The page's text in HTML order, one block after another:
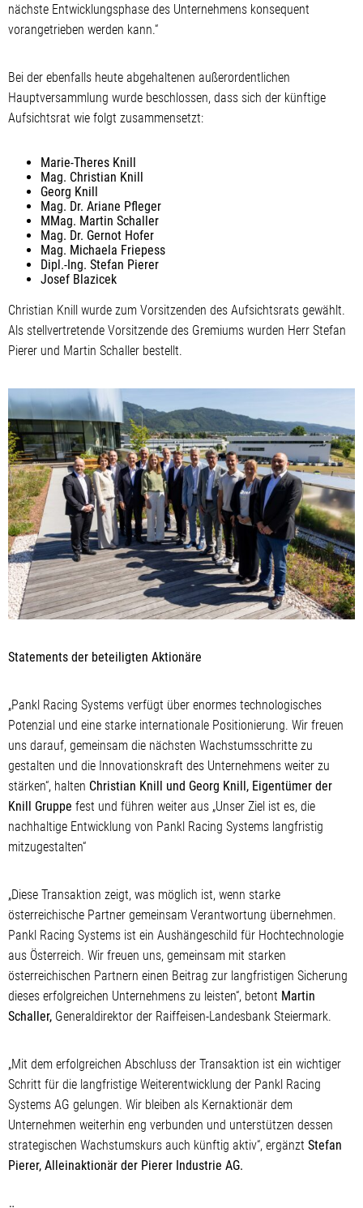
nächste Entwicklungsphase des Unternehmens konsequent
vorangetrieben werden kann.“
Bei der ebenfalls heute abgehaltenen außerordentlichen
Hauptversammlung wurde beschlossen, dass sich der künftige
Aufsichtsrat wie folgt zusammensetzt:
Marie-Theres Knill
Mag. Christian Knill
Georg Knill
Mag. Dr. Ariane Pfleger
MMag. Martin Schaller
Mag. Dr. Gernot Hofer
Mag. Michaela Friepess
Dipl.-Ing. Stefan Pierer
Josef Blazicek
Christian Knill wurde zum Vorsitzenden des Aufsichtsrats gewählt.
Als stellvertretende Vorsitzende des Gremiums wurden Herr Stefan
Pierer und Martin Schaller bestellt.
Statements der beteiligten Aktionäre
„Pankl Racing Systems verfügt über enormes technologisches
Potenzial und eine starke internationale Positionierung. Wir freuen
uns darauf, gemeinsam die nächsten Wachstumsschritte zu
gestalten und die Innovationskraft des Unternehmens weiter zu
stärken“, halten Christian Knill und Georg Knill, Eigentümer der
Knill Gruppe fest und führen weiter aus „Unser Ziel ist es, die
nachhaltige Entwicklung von Pankl Racing Systems langfristig
mitzugestalten“
„Diese Transaktion zeigt, was möglich ist, wenn starke
österreichische Partner gemeinsam Verantwortung übernehmen.
Pankl Racing Systems ist ein Aushängeschild für Hochtechnologie
aus Österreich. Wir freuen uns, gemeinsam mit starken
österreichischen Partnern einen Beitrag zur langfristigen Sicherung
dieses erfolgreichen Unternehmens zu leisten“, betont Martin
Schaller, Generaldirektor der Raiffeisen-Landesbank Steiermark.
„Mit dem erfolgreichen Abschluss der Transaktion ist ein wichtiger
Schritt für die langfristige Weiterentwicklung der Pankl Racing
Systems AG gelungen. Wir bleiben als Kernaktionär dem
Unternehmen weiterhin eng verbunden und unterstützen dessen
strategischen Wachstumskurs auch künftig aktiv“, ergänzt Stefan
Pierer, Alleinaktionär der Pierer Industrie AG.